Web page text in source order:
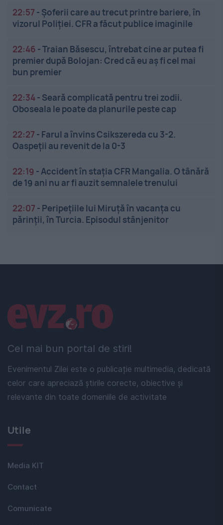
22:57 - Șoferii care au trecut printre bariere, în
vizorul Poliției. CFR a făcut publice imaginile
22:46 -Traian Băsescu, întrebat cine ar putea fi
premier după Bolojan: Cred că eu aș fi cel mai
bun premier
22:34- Seară complicată pentru trei zodii.
Oboseala le poate da planurile peste cap
22:27 - Farul a învins Csikszereda cu 3-2.
Oaspeții au revenit de la 0-3
22:19 -Accident în stația CFR Mangalia. O tânără
de 19 ani nu ar fi auzit semnalele trenului
22:07 - Peripețiile lui Miruță în vacanța cu
părinții, în Turcia. Episodul stânjenitor
Cel mai bun portal de stiri!
Evenimentul Zilei este o publicație multimedia, dedicată
celor care apreciază știrile corecte, obiective și
relevante din toate domeniile de activitate
Linkuri utile
Utile
Media KIT
Contact
Comunicate